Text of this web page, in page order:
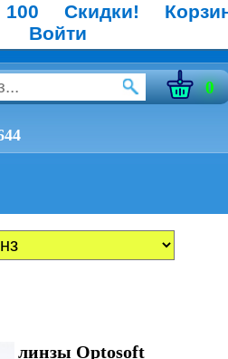
100 Скидки!
Войти
0
линзы Optosoft